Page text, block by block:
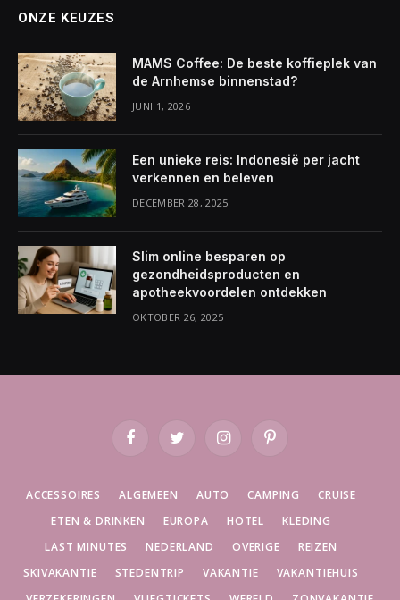
ONZE KEUZES
MAMS Coffee: De beste koffieplek van
de Arnhemse binnenstad?
JUNI 1, 2026
Een unieke reis: Indonesië per jacht
verkennen en beleven
DECEMBER 28, 2025
Slim online besparen op
gezondheidsproducten en
apotheekvoordelen ontdekken
OKTOBER 26, 2025
FacebookTwitter InstagramPinterest
ACCESSOIRES ALGEMEEN AUTO CAMPING
CRUISE
ETEN & DRINKEN
EUROPA HOTEL
KLEDING
LAST MINUTES
NEDERLAND OVERIGE
REIZEN
SKIVAKANTIE
STEDENTRIP VAKANTIE
VAKANTIEHUIS